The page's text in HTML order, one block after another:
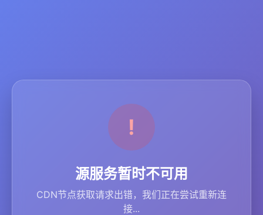
源服务暂时不可用
CDN节点获取请求出错，我们正在尝试重新连
接...